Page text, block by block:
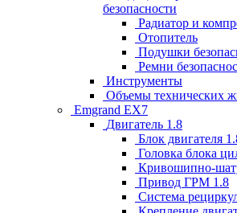
безопасности
Радиатор и
Отопитель
Подушки
Ремни
Инструменты
Объемы технических
Emgrand EX7
Двигатель 1.8
Блок двигателя
Головка блока
Кривошипно-
Привод ГРМ 1.8
Система